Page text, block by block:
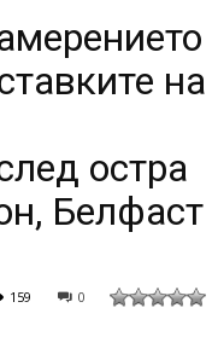
на
остра
Белфаст
0
159